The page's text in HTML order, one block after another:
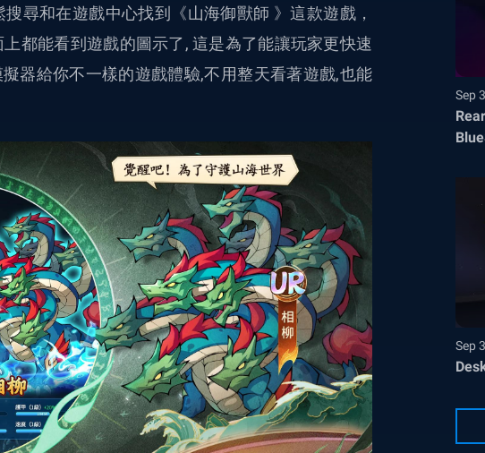
尋和在遊戲中心找到《山海御獸師 》這款遊戲，
都能看到遊戲的圖示了, 這是為了能讓玩家更快速
器給你不一樣的遊戲體驗,不用整天看著遊戲,也能
Sep
Sep